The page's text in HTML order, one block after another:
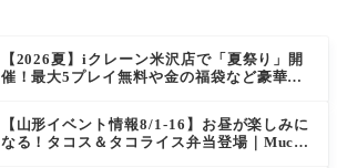
【2026夏】iクレーン米沢店で「夏祭り」開
催！最大5プレイ無料や金の福袋など豪華企
【山形イベント情報8/1-16】お昼が楽しみに
なる！タコス＆タコライス弁当登場｜Mucha